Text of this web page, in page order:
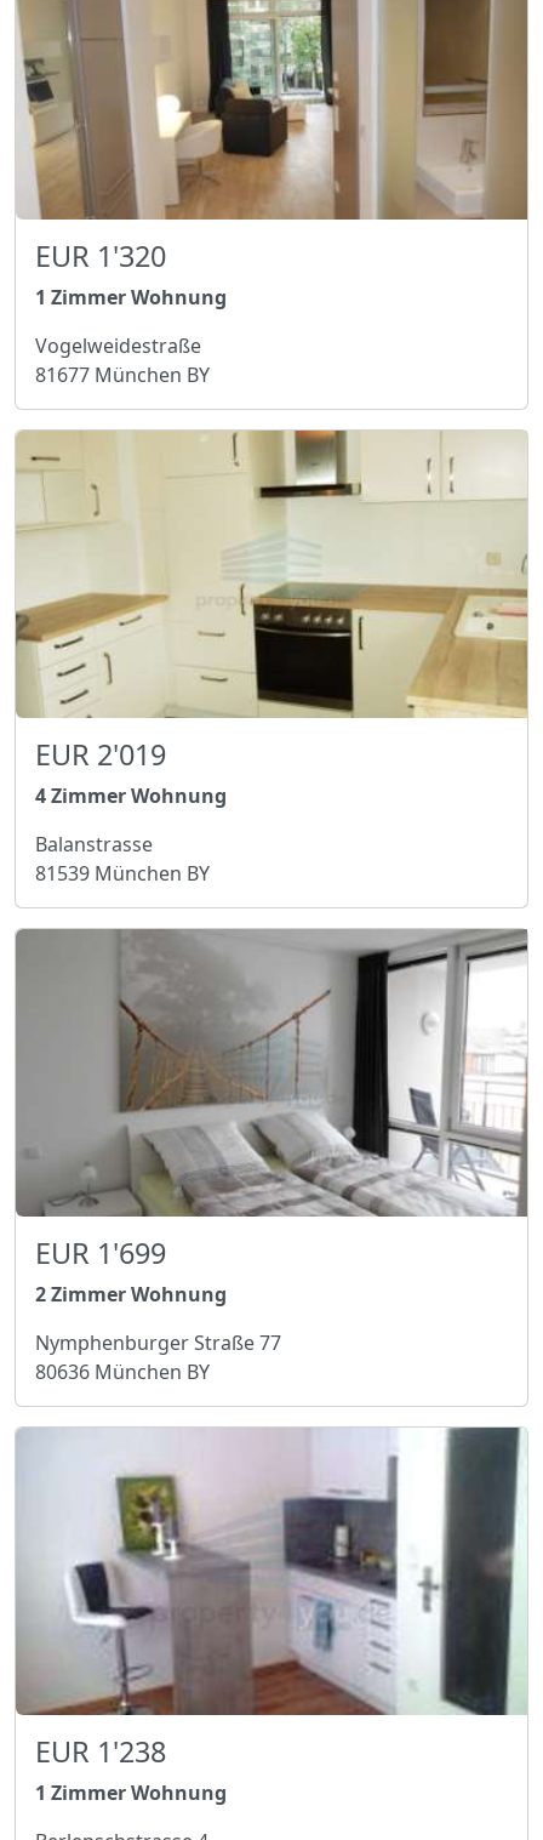
EUR 1'320
1 Zimmer Wohnung
Vogelweidestraße
81677 München BY
EUR 2'019
4 Zimmer Wohnung
Balanstrasse
81539 München BY
EUR 1'699
2 Zimmer Wohnung
Nymphenburger Straße 77
80636 München BY
EUR 1'238
1 Zimmer Wohnung